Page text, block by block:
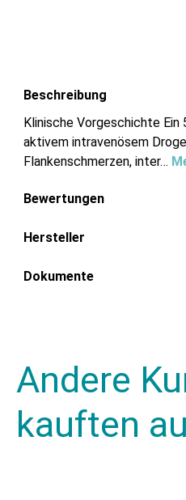
Beschreibung
Klinische Vorgeschichte Ein
aktivem intravenösem
Flankenschmerzen, inter…
Bewertungen
Hersteller
Dokumente
Andere
kauften